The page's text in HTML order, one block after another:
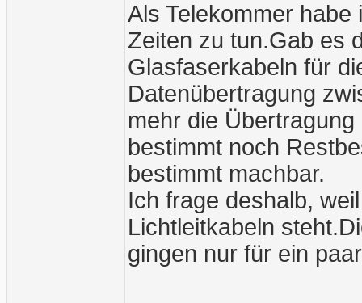
Als Telekommer
Zeiten zu tun.Gab es
Glasfaserkabeln für
Datenübertragung
mehr die
bestimmt noch
bestimmt machbar.
Ich frage deshalb,
Lichtleitkabeln
gingen nur für ein